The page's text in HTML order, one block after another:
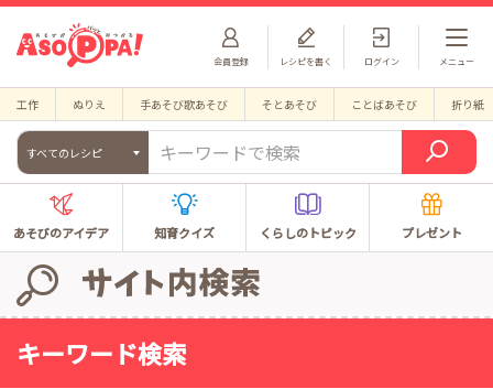
会員登録 ログイン
レシピを書く メニュー
工作 ぬりえ 手あそび歌あそび そとあそび ことばあそび 折り紙
すべてのレシピ
あそびのアイデア 知育クイズ くらしのトピック プレゼント
キーワード検索